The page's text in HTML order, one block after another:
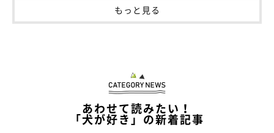
家にあるどのおもちゃよりも好きなようで、与えると飽きること
なく遊んでいるそうです。仲良しになってよかったです♪
もっと見る
あわせて読みたい！
「犬が好き」の新着記事